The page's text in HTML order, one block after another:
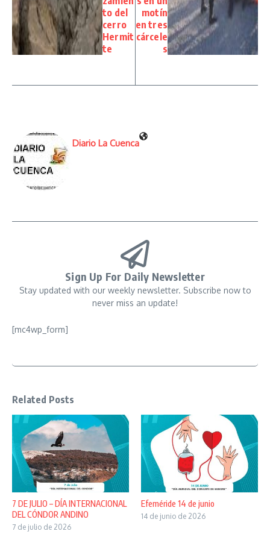
to del
cerro
Hermit
te
motín
en tres
cárcele
s
Diario La Cuenca
Sign Up For Daily Newsletter
Stay updated with our weekly newsletter. Subscribe now to
never miss an update!
[mc4wp_form]
Related Posts
7 DE JULIO – DÍA INTERNACIONAL
DEL CÓNDOR ANDINO
7 de julio de 2026
Efeméride 14 de junio
14 de junio de 2026